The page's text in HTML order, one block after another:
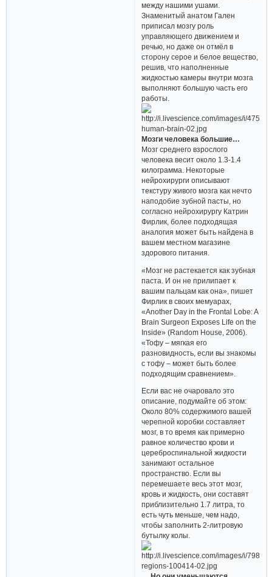
между нашими ушами.
Знаменитый анатом Гален
приписал мозгу роль
управляющего движением и
речью, но даже он отмёл в
сторону серое и белое вещество,
решив, что наполненные
жидкостью камеры внутри мозга
выполняют большую часть его
работы.
Мозги человека большие…
Мозг среднего взрослого
человека весит около 1.3-1.4
килограмма. Некоторые
нейрохирурги описывают
текстуру живого мозга как нечто
наподобие зубной пасты, но
согласно нейрохирургу Катрин
Фирлик, более подходящая
аналогия может быть найдена в
вашем местном магазине
здорового питания.
«Мозг не растекается как зубная
паста. И он не прилипает к
вашим пальцам как она», пишет
Фирлик в своих мемуарах,
«Another Day in the Frontal Lobe: A
Brain Surgeon Exposes Life on the
Inside» (Random House, 2006).
«Тофу – мягкая его
разновидность, если вы знакомы
с тофу – может быть более
подходящим сравнением».
Если вас не очаровало это
описание, подумайте об этом:
Около 80% содержимого вашей
черепной коробки составляет
мозг, в то время как примерно
равное количество крови и
цереброспинальной жидкости
занимают остальное
пространство. Если вы
перемешаете весь этот мозг,
кровь и жидкость, они составят
приблизительно 1.7 литра, то
есть чуть меньше, чем надо,
чтобы заполнить 2-литровую
бутылку колы.